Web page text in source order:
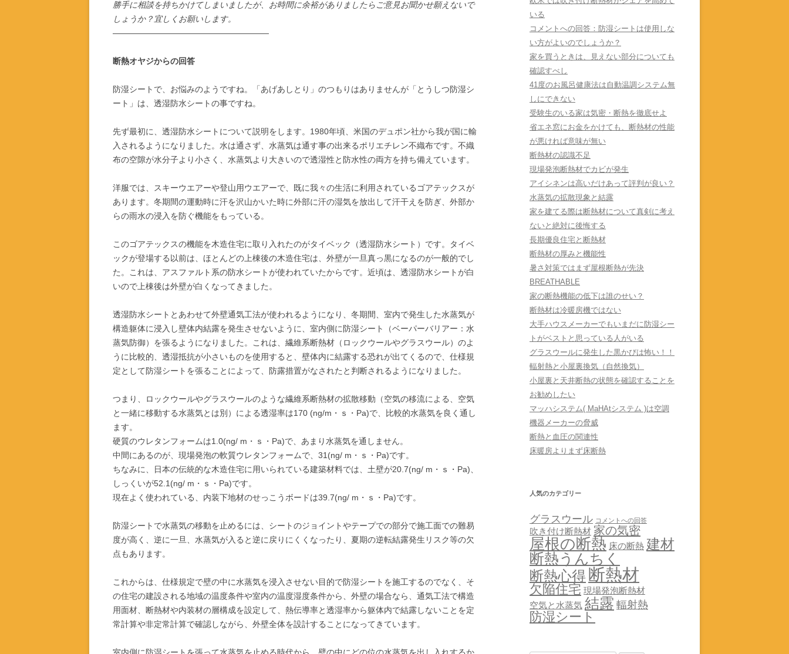
勝手に相談を持ちかけてしまいましたが、お時間に余裕がありましたらご意見お聞かせ願えないで
しょうか？宜しくお願いします。
———————————————————
断熱オヤジからの回答
防湿シートで、お悩みのようですね。「あげあしとり」のつもりはありませんが「とうしつ防湿シ
ート」は、透湿防水シートの事ですね。
先ず最初に、透湿防水シートについて説明をします。1980年頃、米国のデュポン社から我が国に輸
入されるようになりました。水は通さず、水蒸気は通す事の出来るポリエチレン不織布です。不織
布の空隙が水分子より小さく、水蒸気より大きいので透湿性と防水性の両方を持ち備えています。
洋服では、スキーウエアーや登山用ウエアーで、既に我々の生活に利用されているゴアテックスが
あります。冬期間の運動時に汗を沢山かいた時に外部に汗の湿気を放出して汗干えを防ぎ、外部か
らの雨水の浸入を防ぐ機能をもっている。
このゴアテックスの機能を木造住宅に取り入れたのがタイベック（透湿防水シート）です。タイベ
ックが登場する以前は、ほとんどの上棟後の木造住宅は、外壁が一旦真っ黒になるのが一般的でし
た。これは、アスファルト系の防水シートが使われていたからです。近頃は、透湿防水シートが白
いので上棟後は外壁が白くなってきました。
透湿防水シートとあわせて外壁通気工法が使われるようになり、冬期間、室内で発生した水蒸気が
構造躯体に浸入し壁体内結露を発生させないように、室内側に防湿シート（ベーパーバリアー：水
蒸気防御）を張るようになりました。これは、繊維系断熱材（ロックウールやグラスウール）のよ
うに比較的、透湿抵抗が小さいものを使用すると、壁体内に結露する恐れが出てくるので、仕様規
定として防湿シートを張ることによって、防露措置がなされたと判断されるようになりました。
つまり、ロックウールやグラスウールのような繊維系断熱材の拡散移動（空気の移流による、空気
と一緒に移動する水蒸気とは別）による透湿率は170 (ng/m・ｓ・Pa)で、比較的水蒸気を良く通し
ます。
硬質のウレタンフォームは1.0(ng/ m・ｓ・Pa)で、あまり水蒸気を通しません。
中間にあるのが、現場発泡の軟質ウレタンフォームで、31(ng/ m・ｓ・Pa)です。
ちなみに、日本の伝統的な木造住宅に用いられている建築材料では、土壁が20.7(ng/ m・ｓ・Pa)、
しっくいが52.1(ng/ m・ｓ・Pa)です。
現在よく使われている、内装下地材のせっこうボードは39.7(ng/ m・ｓ・Pa)です。
防湿シートで水蒸気の移動を止めるには、シートのジョイントやテープでの部分で施工面での難易
度が高く、逆に一旦、水蒸気が入ると逆に戻りにくくなったり、夏期の逆転結露発生リスク等の欠
点もあります。
これからは、仕様規定で壁の中に水蒸気を浸入させない目的で防湿シートを施工するのでなく、そ
の住宅の建設される地域の温度条件や室内の温度湿度条件から、外壁の場合なら、通気工法で構造
用面材、断熱材や内装材の層構成を設定して、熱伝導率と透湿率から躯体内で結露しないことを定
常計算や非定常計算で確認しながら、外壁全体を設計することになってきています。
いる
コメントへの回答：防湿シートは使用しな
い方がよいのでしょうか？
家を買うときは、見えない部分についても
確認すべし
41度のお風呂健康法は自動温調システム無
しにできない
受験生のいる家は気密・断熱を徹底せよ
省エネ窓にお金をかけても、断熱材の性能
が悪ければ意味が無い
断熱材の認識不足
現場発泡断熱材でカビが発生
アイシネンは高いだけあって評判が良い？
水蒸気の拡散現象と結露
家を建てる際は断熱材について真剣に考え
ないと絶対に後悔する
長期優良住宅と断熱材
断熱材の厚みと機能性
暑さ対策ではまず屋根断熱が先決
BREATHABLE
家の断熱機能の低下は誰のせい？
断熱材は冷暖房機ではない
大手ハウスメーカーでもいまだに防湿シー
トがベストと思っている人がいる
グラスウールに発生した黒かびは怖い！！
輻射熱と小屋裏換気（自然換気）
小屋裏と天井断熱の状態を確認することを
お勧めしたい
マッハシステム( MaHAtシステム )は空調
機器メーカーの脅威
断熱と血圧の関連性
床暖房よりまず床断熱
人気のカテゴリー
グラスウール コメントへの回答
吹き付け断熱材 家の気密
屋根の断熱 床の断熱 建材
断熱うんちく
断熱心得 断熱材
欠陥住宅 現場発泡断熱材
空気と水蒸気 結露 輻射熱
防湿シート